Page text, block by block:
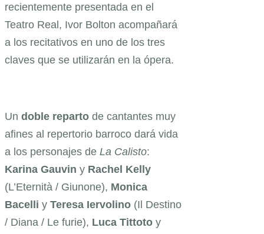
recientemente presentada en el
Teatro Real, Ivor Bolton acompañará
a los recitativos en uno de los tres
claves que se utilizarán en la ópera.
Un doble reparto de cantantes muy
afines al repertorio barroco dará vida
a los personajes de La Calisto:
Karina Gauvin y Rachel Kelly
(L’Eternità / Giunone), Monica
Bacelli y Teresa Iervolino (Il Destino
/ Diana / Le furie), Luca Tittoto y